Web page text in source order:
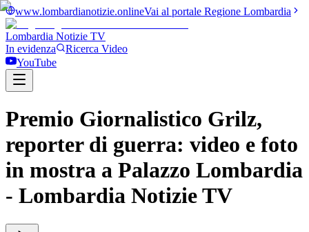
www.lombardianotizie.onlineVai al portale Regione Lombardia
Lombardia Notizie TV
In evidenza
Ricerca Video
YouTube
Premio Giornalistico Grilz,
reporter di guerra: video e foto
in mostra a Palazzo Lombardia
- Lombardia Notizie TV